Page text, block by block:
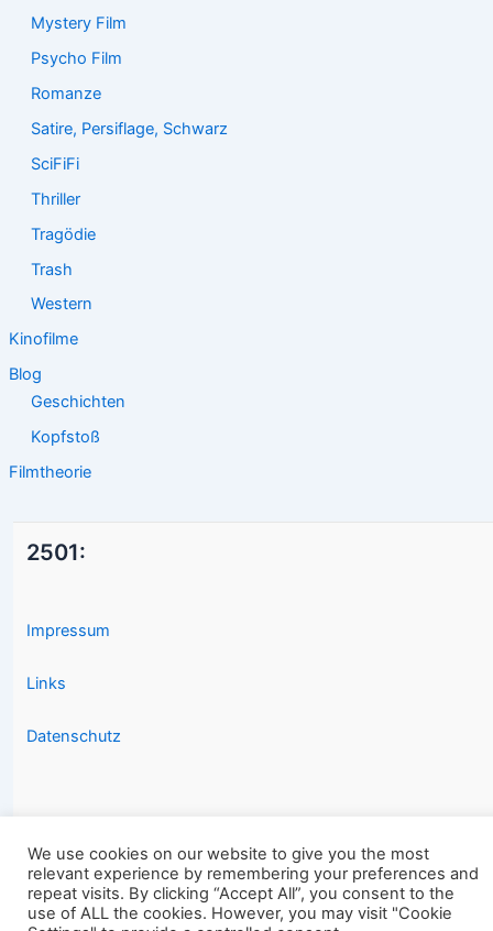
Mystery Film
Psycho Film
Romanze
Satire, Persiflage, Schwarz
SciFiFi
Thriller
Tragödie
Trash
Western
Kinofilme
Blog
Geschichten
Kopfstoß
Filmtheorie
2501:
Impressum
Links
Datenschutz
Copyright © 2026 2501.eu Gute Filme |
We use cookies on our website to give you the most
relevant experience by remembering your preferences and
repeat visits. By clicking “Accept All”, you consent to the
use of ALL the cookies. However, you may visit "Cookie